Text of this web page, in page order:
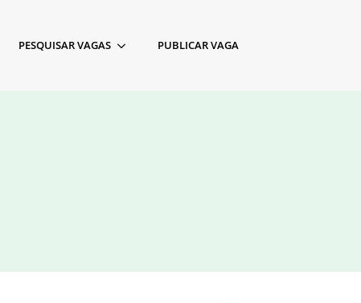
PESQUISAR VAGAS PUBLICAR VAGA